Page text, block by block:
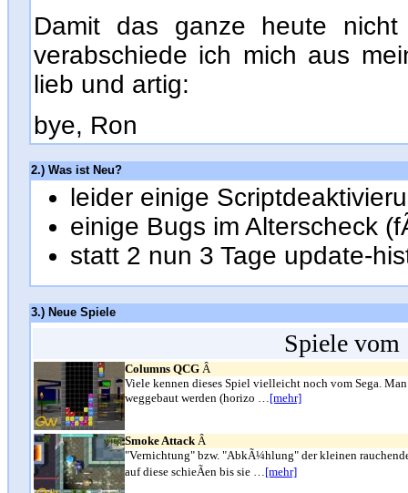
Damit das ganze heute
verabschiede ich mich aus
lieb und artig:
bye, Ron
2.) Was ist Neu?
leider einige
einige Bugs im Alterscheck
statt 2 nun 3 Tage update-
3.) Neue Spiele
Spiele vom
Columns QCG Â
Viele kennen dieses Spiel vielleicht noch vom Sega.
weggebaut werden (horizo …[mehr]
Smoke AttackÂ
"Vernichtung" bzw. "AbkÃ¼hlung" der kleinen
auf diese schieÃen bis sie …[mehr]